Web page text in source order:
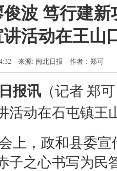
波 笃行建
活动在王山
来源: 闽北日报 作者：郑可
报讯 （记者 郑
活动在石屯镇王
上，政和县委
子之心书写为民